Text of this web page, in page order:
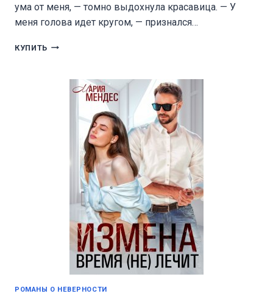
ума от меня, — томно выдохнула красавица. — У
меня голова идет кругом, — признался…
КУПИТЬ РАЗЛУЧНИЦА.
РОМАНЫ О НЕВЕРНОСТИ